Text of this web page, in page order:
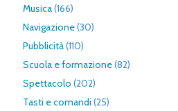
Musica(166)
Navigazione(30)
Pubblicità(110)
Scuola e formazione(82)
Spettacolo (202)
Tasti e comandi (25)